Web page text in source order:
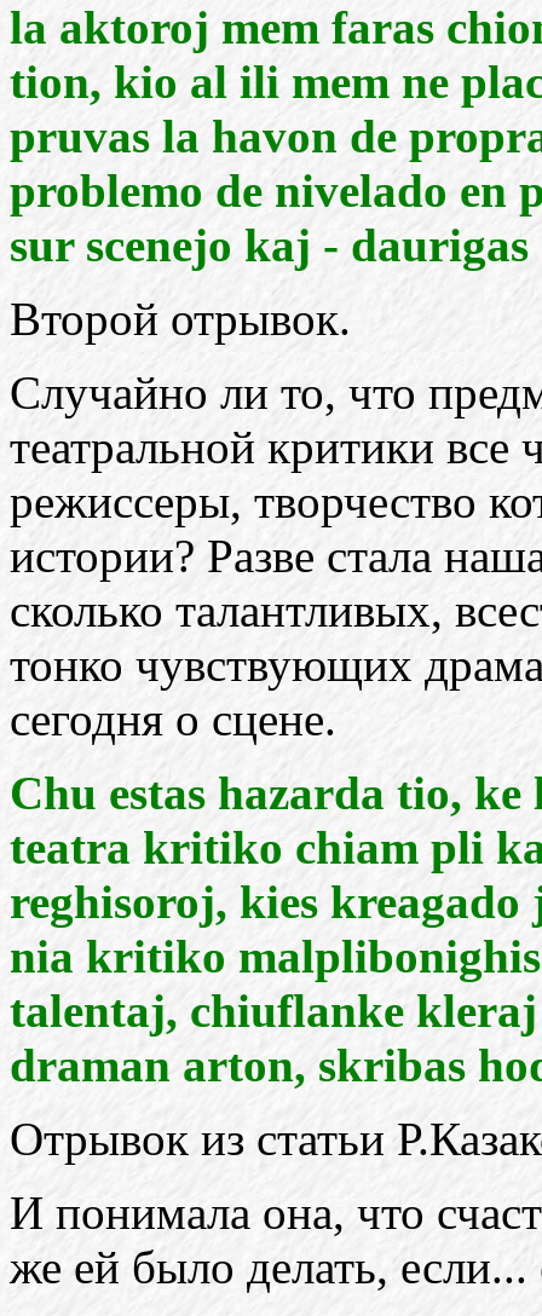
la aktoroj mem faras
tion, kio al ili mem ne
pruvas la havon de
problemo de nivelado en
sur scenejo kaj -
Второй отрывок.
Случайно ли то, что
театральной критики все
режиссеры, творчество
истории? Разве стала
сколько талантливых,
тонко чувствующих
сегодня о сцене.
Chu estas hazarda tio,
teatra kritiko chiam pli
reghisoroj, kies
nia kritiko
talentaj, chiuflanke
draman arton, skribas
Отрывок из статьи
И понимала она, что
же ей было делать, если...